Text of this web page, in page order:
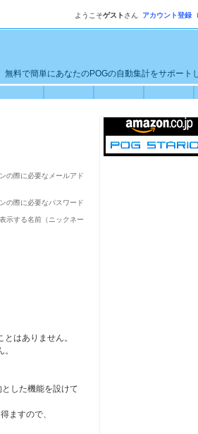
ようこそゲスト さん アカウント登録
料で簡単にあなたのPOGの自動集計をサポート
の際に必要なメールアド
の際に必要なパスワード
示する名前（ニックネー
はありません。
した機能を設けて
ますので、